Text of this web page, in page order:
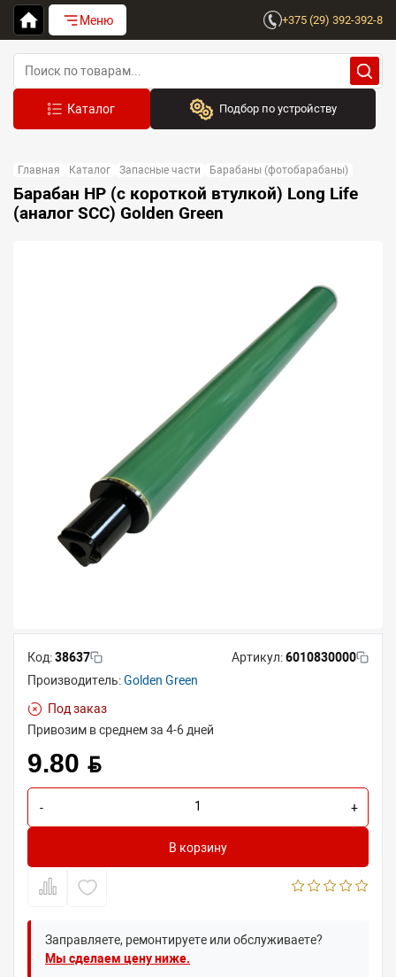
Меню +375 (29) 392-392-8
Подбор по устройству
Выберите бренд
Устройство:
Главная Каталог Запасные части Барабаны (фотобарабаны)
Барабан HP (с короткой втулкой) Long Life
(аналог SCC) Golden Green
Код:38637 Артикул:6010830000
Производитель:Golden Green
Под заказ
Привозим в среднем за 4-6 дней
9.80 BYN
- +
В корзину
Заправляете, ремонтируете или обслуживаете?
Мы сделаем цену ниже.